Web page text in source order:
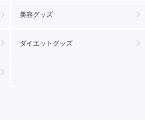
美容グッズ
ダイエットグッズ